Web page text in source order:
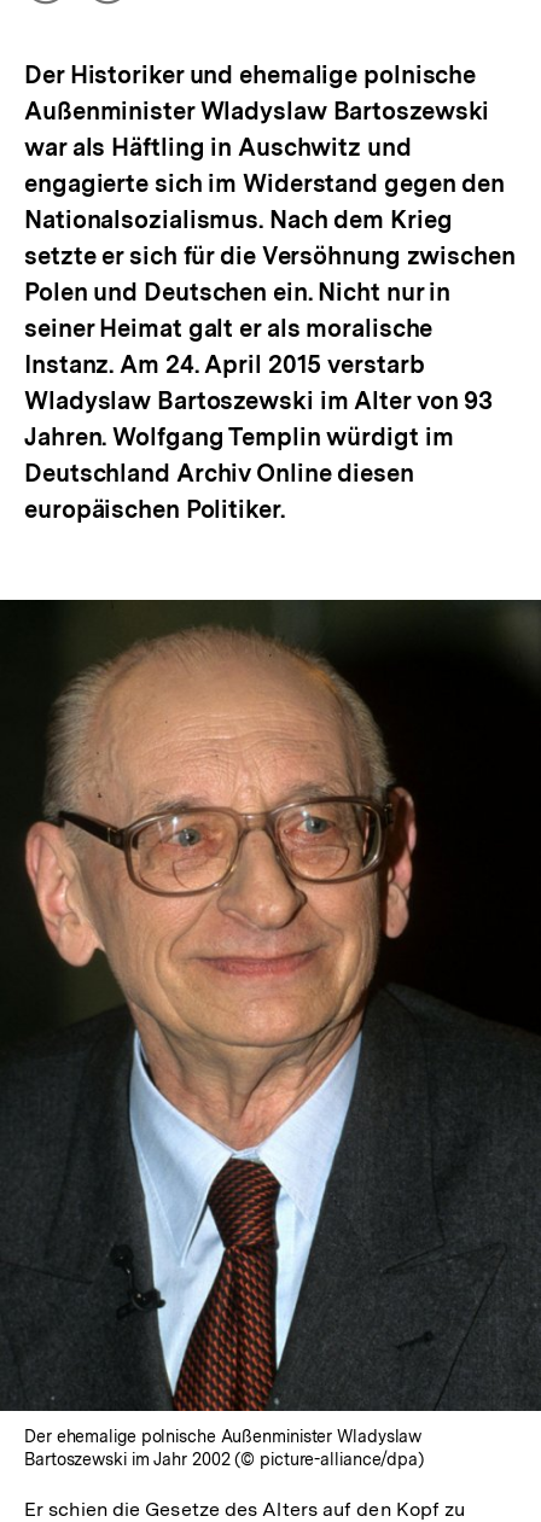
Der Historiker und ehemalige polnische
Außenminister Wladyslaw Bartoszewski
war als Häftling in Auschwitz und
engagierte sich im Widerstand gegen den
Nationalsozialismus. Nach dem Krieg
setzte er sich für die Versöhnung zwischen
Polen und Deutschen ein. Nicht nur in
seiner Heimat galt er als moralische
Instanz. Am 24. April 2015 verstarb
Wladyslaw Bartoszewski im Alter von 93
Jahren. Wolfgang Templin würdigt im
Deutschland Archiv Online diesen
europäischen Politiker.
In
Lightbox
öffnen
Der ehemalige polnische Außenminister Wladyslaw
Bartoszewski im Jahr 2002 (© picture-alliance/dpa)
Er schien die Gesetze des Alters auf den Kopf zu